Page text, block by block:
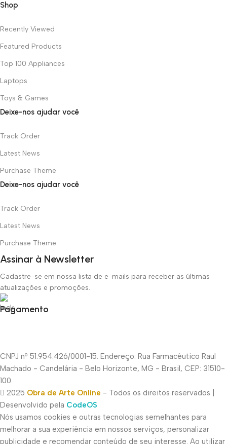
Shop
Recently Viewed
Featured Products
Top 100 Appliances
Laptops
Toys & Games
Deixe-nos ajudar você
Track Order
Latest News
Purchase Theme
Deixe-nos ajudar você
Track Order
Latest News
Purchase Theme
Assinar à Newsletter
Cadastre-se em nossa lista de e-mails para receber as últimas
atualizações e promoções.
Pagamento
CNPJ nº 51.954.426/0001-15. Endereço: Rua Farmacêutico Raul
Machado - Candelária - Belo Horizonte, MG - Brasil, CEP: 31510-
100.
2025 Obra de Arte Online - Todos os direitos reservados |
Desenvolvido pela CodeOS
Nós usamos cookies e outras tecnologias semelhantes para
melhorar a sua experiência em nossos serviços, personalizar
publicidade e recomendar conteúdo de seu interesse. Ao utilizar